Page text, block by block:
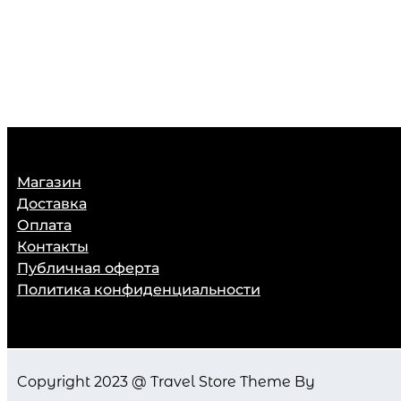
Магазин
Доставка
Оплата
Контакты
Публичная оферта
Политика конфиденциальности
Copyright 2023 @ Travel Store Theme By